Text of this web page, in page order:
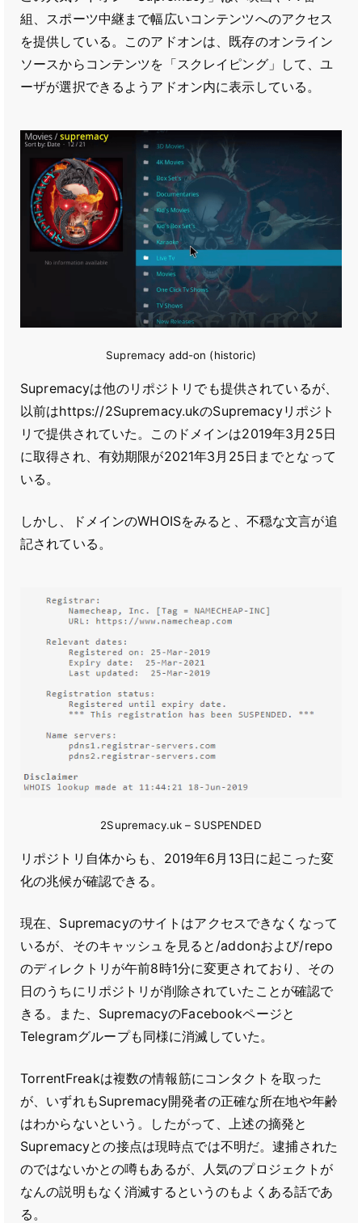
組、スポーツ中継まで幅広いコンテンツへのアクセス
を提供している。このアドオンは、既存のオンライン
ソースからコンテンツを「スクレイピング」して、ユ
ーザが選択できるようアドオン内に表示している。
Supremacy add-on (historic)
Supremacyは他のリポジトリでも提供されているが、
以前はhttps://2Supremacy.ukのSupremacyリポジト
リで提供されていた。このドメインは2019年3月25日
に取得され、有効期限が2021年3月25日までとなって
いる。
しかし、ドメインのWHOISをみると、不穏な文言が追
記されている。
2Supremacy.uk – SUSPENDED
リポジトリ自体からも、2019年6月13日に起こった変
化の兆候が確認できる。
現在、Supremacyのサイトはアクセスできなくなって
いるが、そのキャッシュを見ると/addonおよび/repo
のディレクトリが午前8時1分に変更されており、その
日のうちにリポジトリが削除されていたことが確認で
きる。また、SupremacyのFacebookページと
Telegramグループも同様に消滅していた。
TorrentFreakは複数の情報筋にコンタクトを取った
が、いずれもSupremacy開発者の正確な所在地や年齢
はわからないという。したがって、上述の摘発と
Supremacyとの接点は現時点では不明だ。逮捕された
のではないかとの噂もあるが、人気のプロジェクトが
なんの説明もなく消滅するというのもよくある話であ
る。